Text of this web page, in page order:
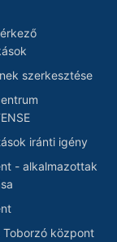
szerkesztése
iránti igény
- alkalmazottak
Toborzó központ